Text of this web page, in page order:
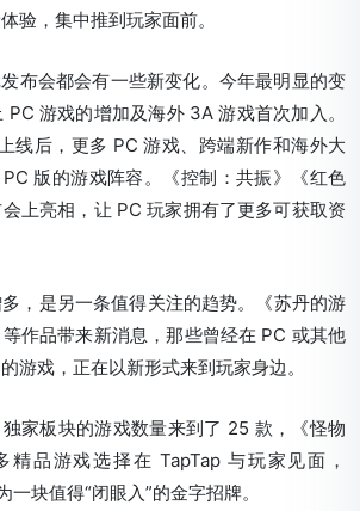
验，集中推到玩家面前。
布会都会有一些新变化。今年最明显的变
游戏的增加及海外 3A 游戏首次加入。
线后，更多 PC 游戏、跨端新作和海外大
版的游戏阵容。《控制：共振》《红色
上亮相，让 PC 玩家拥有了更多可获取资
，是另一条值得关注的趋势。《苏丹的游
作品带来新消息，那些曾经在 PC 或其他
游戏，正在以新形式来到玩家身边。
家板块的游戏数量来到了 25 款，《怪物
精品游戏选择在 TapTap 与玩家见面，
块值得“闭眼入”的金字招牌。